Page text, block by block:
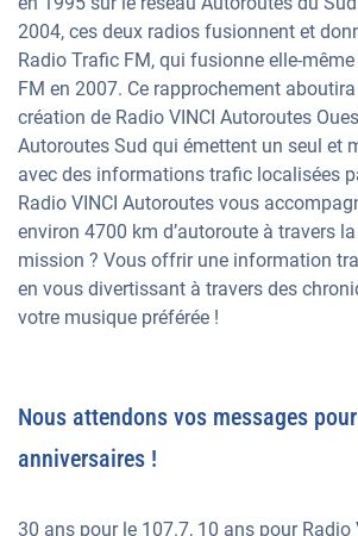
2004, ces deux radios fusionnent et
Radio Trafic FM, qui fusionne elle-
FM en 2007. Ce rapprochement
création de Radio VINCI Autoroutes
Autoroutes Sud qui émettent un seul et
avec des informations trafic localisées
Radio VINCI Autoroutes vous
environ 4700 km d’autoroute à travers
mission ? Vous offrir une information
en vous divertissant à travers des
votre musique préférée !
Nous attendons vos messages
anniversaires !
30 ans pour le 107.7, 10 ans pour Radio